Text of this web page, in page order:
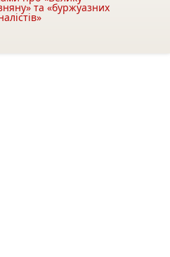
та «буржуазних